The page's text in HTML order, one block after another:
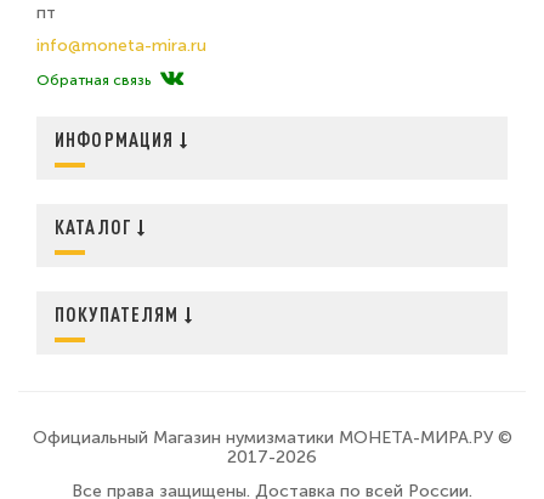
пт
info@moneta-mira.ru
Обратная связь
ИНФОРМАЦИЯ
КАТАЛОГ
ПОКУПАТЕЛЯМ
Официальный Магазин нумизматики МОНЕТА-МИРА.РУ ©
2017-2026
Все права защищены. Доставка по всей России.